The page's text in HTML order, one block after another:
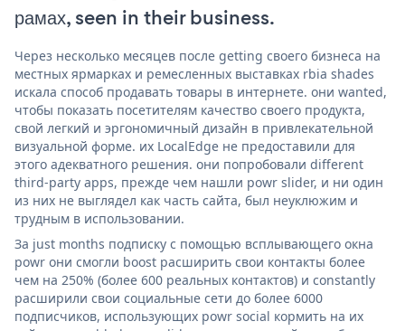
рамах, seen in their business.
Через несколько месяцев после getting своего бизнеса на
местных ярмарках и ремесленных выставках rbia shades
искала способ продавать товары в интернете. они wanted,
чтобы показать посетителям качество своего продукта,
свой легкий и эргономичный дизайн в привлекательной
визуальной форме. их LocalEdge не предоставили для
этого адекватного решения. они попробовали different
third-party apps, прежде чем нашли powr slider, и ни один
из них не выглядел как часть сайта, был неуклюжим и
трудным в использовании.
За just months подписку с помощью всплывающего окна
powr они смогли boost расширить свои контакты более
чем на 250% (более 600 реальных контактов) и constantly
расширили свои социальные сети до более 6000
подписчиков, использующих powr social кормить на их